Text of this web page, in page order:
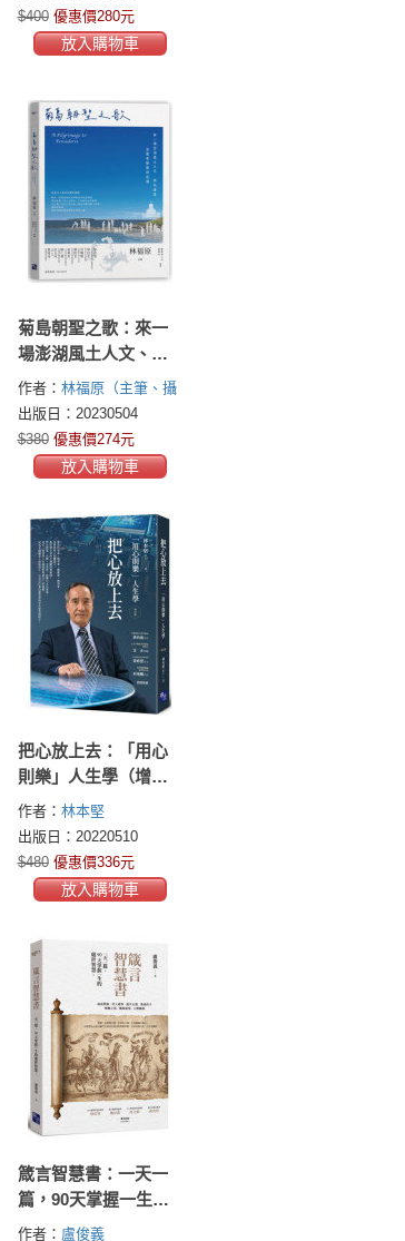
$400 優惠價280元
放入購物車
菊島朝聖之歌：來一
場澎湖風土人文、特
色建築及聖者腳蹤的
巡禮
作者： 林福原（主筆、攝
影）靈醫會之光編輯部
（編著）
出版日：20230504
$380 優惠價274元
放入購物車
把心放上去：「用心
則樂」人生學（增訂
版）
作者： 林本堅
出版日：20220510
$480 優惠價336元
放入購物車
箴言智慧書：一天一
篇，90天掌握一生的
處世智慧
作者： 盧俊義